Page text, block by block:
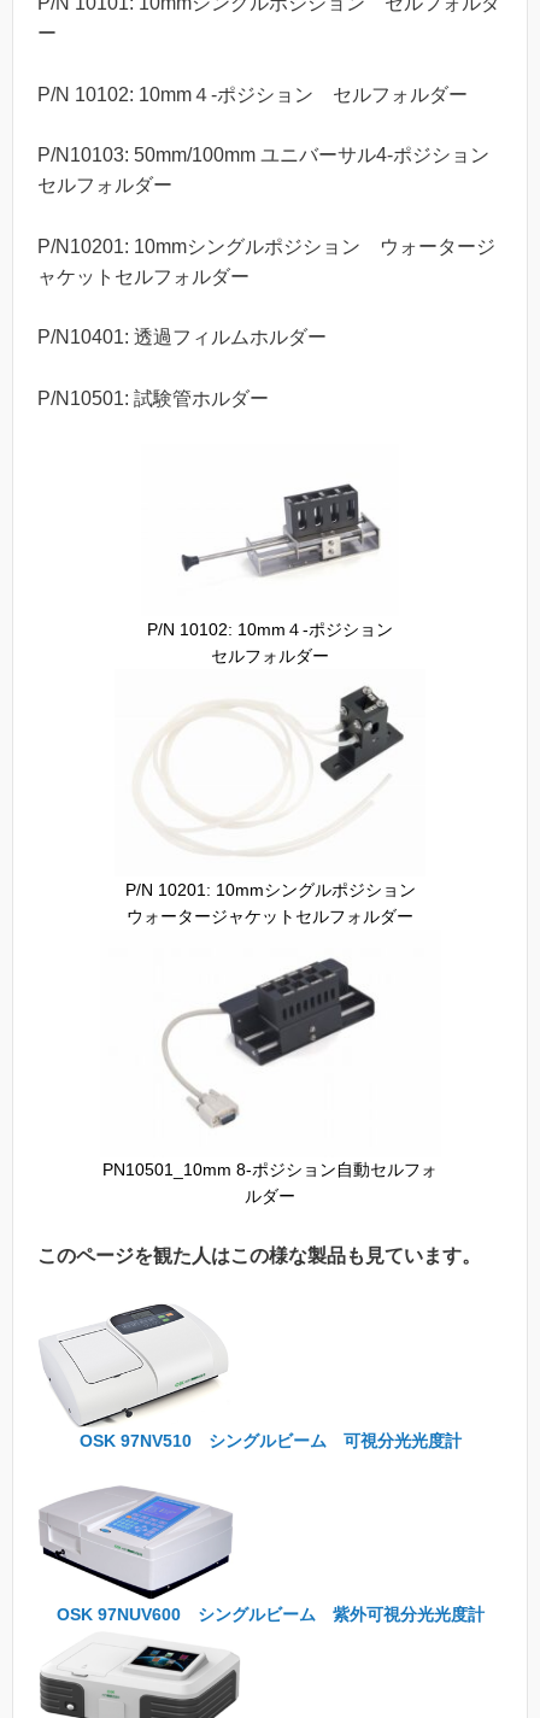
ー
P/N 10102: 10mm４-ポジション セルフォルダー
P/N10103: 50mm/100mm ユニバーサル4-ポジション
セルフォルダー
P/N10201: 10mmシングルポジション ウォータージ
ャケットセルフォルダー
P/N10401: 透過フィルムホルダー
P/N10501: 試験管ホルダー
P/N 10102: 10mm４-ポジション
セルフォルダー
P/N 10201: 10mmシングルポジション
ウォータージャケットセルフォルダー
PN10501_10mm 8-ポジション自動セルフォ
ルダー
このページを観た人はこの様な製品も見ています。
OSK 97NV510 シングルビーム 可視分光光度計
OSK 97NUV600 シングルビーム 紫外可視分光光度計